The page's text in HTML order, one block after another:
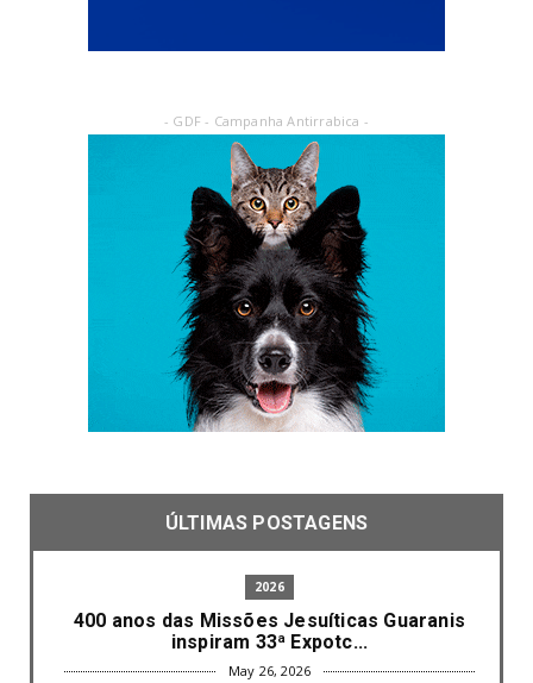
- GDF - Campanha Antirrabica -
ÚLTIMAS POSTAGENS
2026
400 anos das Missões Jesuíticas Guaranis
inspiram 33ª Expotc...
May 26, 2026